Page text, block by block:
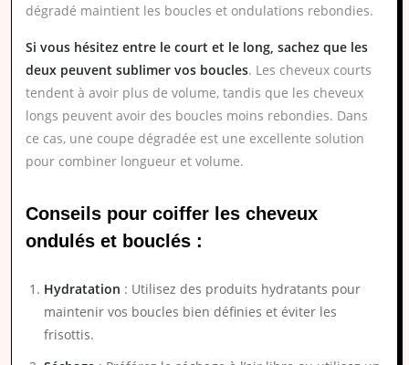
dégradé maintient les boucles et ondulations rebondies.
Si vous hésitez entre le court et le long, sachez que les
deux peuvent sublimer vos boucles. Les cheveux courts
tendent à avoir plus de volume, tandis que les cheveux
longs peuvent avoir des boucles moins rebondies. Dans
ce cas, une coupe dégradée est une excellente solution
pour combiner longueur et volume.
Conseils pour coiffer les cheveux
ondulés et bouclés :
Hydratation : Utilisez des produits hydratants pour
maintenir vos boucles bien définies et éviter les
frisottis.